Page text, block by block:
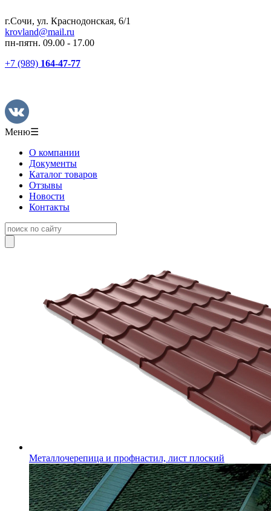
г.Сочи, ул. Краснодонская, 6/1
krovland@mail.ru
пн-пятн. 09.00 - 17.00
+7 (989) 164-47-77
Меню☰
О компании
Документы
Каталог товаров
Отзывы
Новости
Контакты
Металлочерепица и профнастил, лист плоский